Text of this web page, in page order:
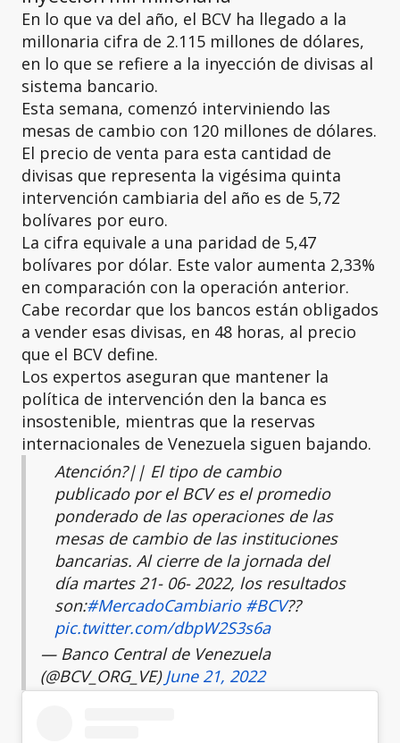
En lo que va del año, el BCV ha llegado a la
millonaria cifra de 2.115 millones de dólares,
en lo que se refiere a la inyección de divisas al
sistema bancario.
Esta semana, comenzó interviniendo las
mesas de cambio con 120 millones de dólares.
El precio de venta para esta cantidad de
divisas que representa la vigésima quinta
intervención cambiaria del año es de 5,72
bolívares por euro.
La cifra equivale a una paridad de 5,47
bolívares por dólar. Este valor aumenta 2,33%
en comparación con la operación anterior.
Cabe recordar que los bancos están obligados
a vender esas divisas, en 48 horas, al precio
que el BCV define.
Los expertos aseguran que mantener la
política de intervención den la banca es
insostenible, mientras que la reservas
internacionales de Venezuela siguen bajando.
Atención?|| El tipo de cambio
publicado por el BCV es el promedio
ponderado de las operaciones de las
mesas de cambio de las instituciones
bancarias. Al cierre de la jornada del
día martes 21- 06- 2022, los resultados
son:#MercadoCambiario #BCV??
pic.twitter.com/dbpW2S3s6a
— Banco Central de Venezuela
(@BCV_ORG_VE) June 21, 2022